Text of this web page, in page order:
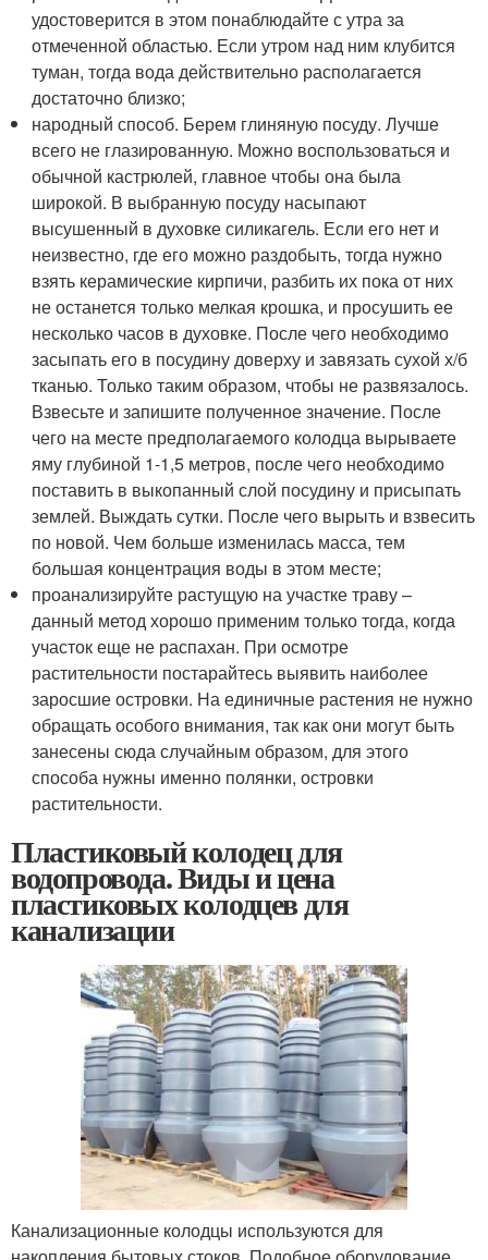
удостоверится в этом понаблюдайте с утра за
отмеченной областью. Если утром над ним клубится
туман, тогда вода действительно располагается
достаточно близко;
народный способ. Берем глиняную посуду. Лучше
всего не глазированную. Можно воспользоваться и
обычной кастрюлей, главное чтобы она была
широкой. В выбранную посуду насыпают
высушенный в духовке силикагель. Если его нет и
неизвестно, где его можно раздобыть, тогда нужно
взять керамические кирпичи, разбить их пока от них
не останется только мелкая крошка, и просушить ее
несколько часов в духовке. После чего необходимо
засыпать его в посудину доверху и завязать сухой х/б
тканью. Только таким образом, чтобы не развязалось.
Взвесьте и запишите полученное значение. После
чего на месте предполагаемого колодца вырываете
яму глубиной 1-1,5 метров, после чего необходимо
поставить в выкопанный слой посудину и присыпать
землей. Выждать сутки. После чего вырыть и взвесить
по новой. Чем больше изменилась масса, тем
большая концентрация воды в этом месте;
проанализируйте растущую на участке траву –
данный метод хорошо применим только тогда, когда
участок еще не распахан. При осмотре
растительности постарайтесь выявить наиболее
заросшие островки. На единичные растения не нужно
обращать особого внимания, так как они могут быть
занесены сюда случайным образом, для этого
способа нужны именно полянки, островки
растительности.
Пластиковый колодец для
водопровода. Виды и цена
пластиковых колодцев для
канализации
Канализационные колодцы используются для